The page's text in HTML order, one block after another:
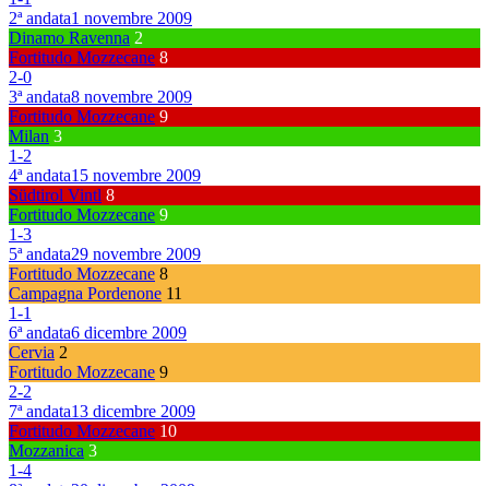
2ª andata1 novembre 2009
Dinamo Ravenna 2
Fortitudo Mozzecane 8
2-0
3ª andata8 novembre 2009
Fortitudo Mozzecane 9
Milan 3
1-2
4ª andata15 novembre 2009
Südtirol Vintl 8
Fortitudo Mozzecane 9
1-3
5ª andata29 novembre 2009
Fortitudo Mozzecane 8
Campagna Pordenone 11
1-1
6ª andata6 dicembre 2009
Cervia 2
Fortitudo Mozzecane 9
2-2
7ª andata13 dicembre 2009
Fortitudo Mozzecane 10
Mozzanica 3
1-4